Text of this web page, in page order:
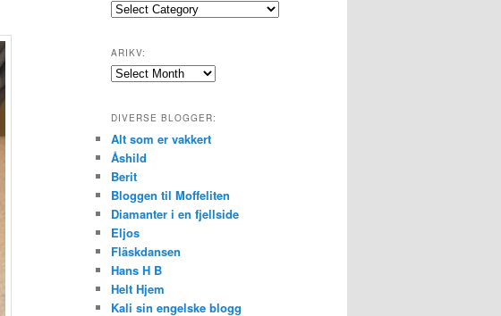
Emner:
ARIKV:
Arikv:
DIVERSE BLOGGER:
Alt som er vakkert
Åshild
Berit
Bloggen til Moffeliten
Diamanter i en fjellside
Eljos
Fläskdansen
Hans H B
Helt Hjem
Kali sin engelske blogg